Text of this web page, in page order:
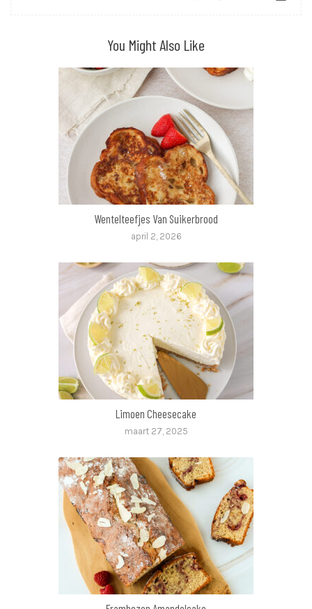
You Might Also Like
Wentelteefjes Van Suikerbrood
april 2, 2026
Limoen Cheesecake
maart 27, 2025